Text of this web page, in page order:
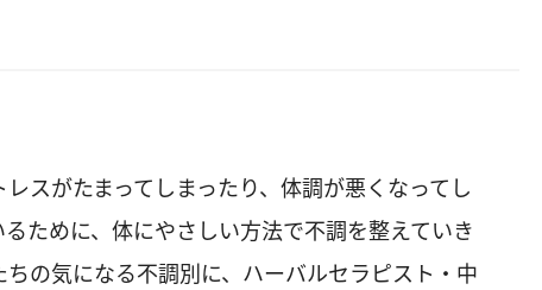
スがたまってしまったり、体調が悪くなってし
ために、体にやさしい方法で不調を整えていき
の気になる不調別に、ハーバルセラピスト・中